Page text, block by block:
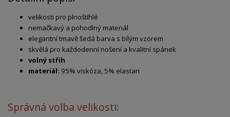
velikosti pro plnoštíhlé
nemačkavý a pohodlný materiál
elegantní tmavě šedá barva s bílým vzorem
skvělá pro každodenní nošení a kvalitní spánek
volný střih
materiál: 95% viskóza, 5% elastan
Správná volba velikosti: